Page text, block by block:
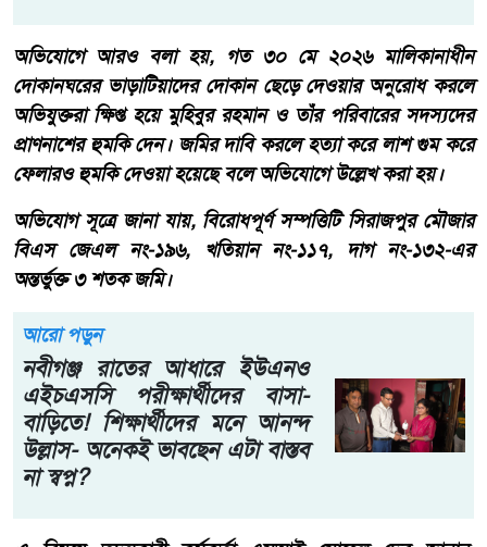
অভিযোগে আরও বলা হয়, গত ৩০ মে ২০২৬ মালিকানাধীন
দোকানঘরের ভাড়াটিয়াদের দোকান ছেড়ে দেওয়ার অনুরোধ করলে
অভিযুক্তরা ক্ষিপ্ত হয়ে মুহিবুর রহমান ও তাঁর পরিবারের সদস্যদের
প্রাণনাশের হুমকি দেন। জমির দাবি করলে হত্যা করে লাশ গুম করে
ফেলারও হুমকি দেওয়া হয়েছে বলে অভিযোগে উল্লেখ করা হয়।
অভিযোগ সূত্রে জানা যায়, বিরোধপূর্ণ সম্পত্তিটি সিরাজপুর মৌজার
বিএস জেএল নং-১৯৬, খতিয়ান নং-১১৭, দাগ নং-১৩২-এর
অন্তর্ভুক্ত ৩ শতক জমি।
আরো পড়ুন
নবীগঞ্জ রাতের আধারে ইউএনও
এইচএসসি পরীক্ষার্থীদের বাসা-
বাড়িতে! শিক্ষার্থীদের মনে আনন্দ
উল্লাস- অনেকই ভাবছেন এটা বাস্তব
না স্বপ্ন?